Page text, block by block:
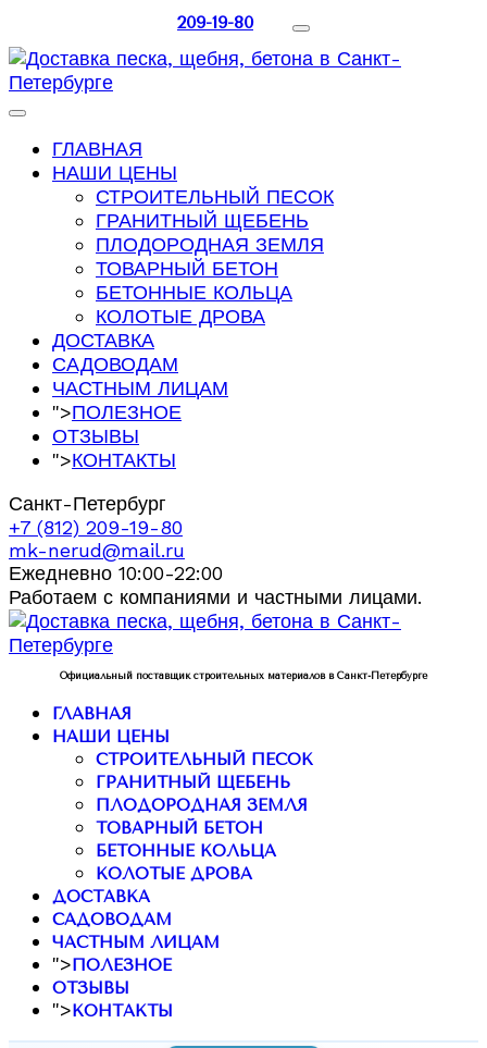
209-19-80
ГЛАВНАЯ
НАШИ ЦЕНЫ
СТРОИТЕЛЬНЫЙ ПЕСОК
ГРАНИТНЫЙ ЩЕБЕНЬ
ПЛОДОРОДНАЯ ЗЕМЛЯ
ТОВАРНЫЙ БЕТОН
БЕТОННЫЕ КОЛЬЦА
КОЛОТЫЕ ДРОВА
ДОСТАВКА
САДОВОДАМ
ЧАСТНЫМ ЛИЦАМ
">ПОЛЕЗНОЕ
ОТЗЫВЫ
">КОНТАКТЫ
Санкт-Петербург
+7 (812) 209-19-80
mk-nerud@mail.ru
Ежедневно 10:00-22:00
Работаем с компаниями и частными лицами.
Официальный поставщик строительных материалов в Санкт-Петербурге
ГЛАВНАЯ
НАШИ ЦЕНЫ
СТРОИТЕЛЬНЫЙ ПЕСОК
ГРАНИТНЫЙ ЩЕБЕНЬ
ПЛОДОРОДНАЯ ЗЕМЛЯ
ТОВАРНЫЙ БЕТОН
БЕТОННЫЕ КОЛЬЦА
КОЛОТЫЕ ДРОВА
ДОСТАВКА
САДОВОДАМ
ЧАСТНЫМ ЛИЦАМ
">ПОЛЕЗНОЕ
ОТЗЫВЫ
">КОНТАКТЫ